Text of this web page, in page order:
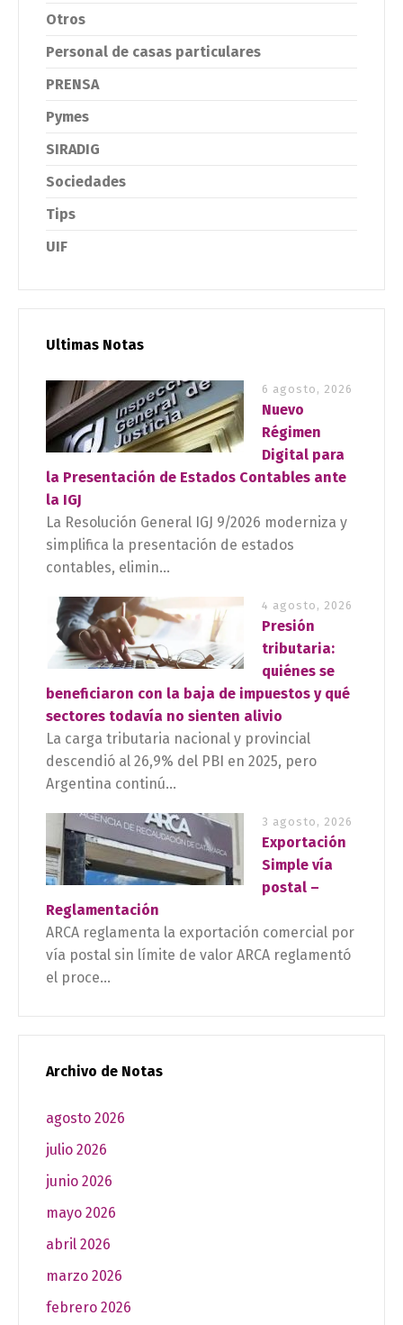
Otros
Personal de casas particulares
PRENSA
Pymes
SIRADIG
Sociedades
Tips
UIF
Ultimas Notas
6 agosto, 2026
Nuevo
Régimen
Digital para
la Presentación de Estados Contables ante
la IGJ
La Resolución General IGJ 9/2026 moderniza y
simplifica la presentación de estados
contables, elimin...
4 agosto, 2026
Presión
tributaria:
quiénes se
beneficiaron con la baja de impuestos y qué
sectores todavía no sienten alivio
La carga tributaria nacional y provincial
descendió al 26,9% del PBI en 2025, pero
Argentina continú...
3 agosto, 2026
Exportación
Simple vía
postal –
Reglamentación
ARCA reglamenta la exportación comercial por
vía postal sin límite de valor ARCA reglamentó
el proce...
Archivo de Notas
agosto 2026
julio 2026
junio 2026
mayo 2026
abril 2026
marzo 2026
febrero 2026